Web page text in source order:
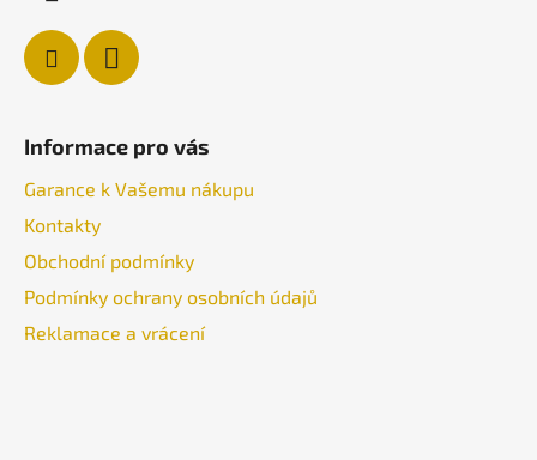
Informace pro vás
Garance k Vašemu nákupu
Kontakty
Obchodní podmínky
Podmínky ochrany osobních údajů
Reklamace a vrácení